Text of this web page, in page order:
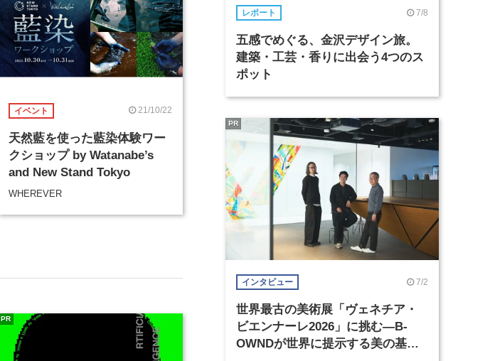
イベント 21/10/22
天然藍を使った藍染体験ワー
クショップ by Watanabe’s
and New Stand Tokyo
WHEREVER
PR
レポート 7/8
五感でめぐる、金沢デザイン旅。
建築・工芸・香りに出会う4つのス
ポット
インタビュー 7/2
世界最古の美術展「ヴェネチア・
ビエンナーレ2026」に挑む―B-
OWNDが世界に提示する美の基準
PR